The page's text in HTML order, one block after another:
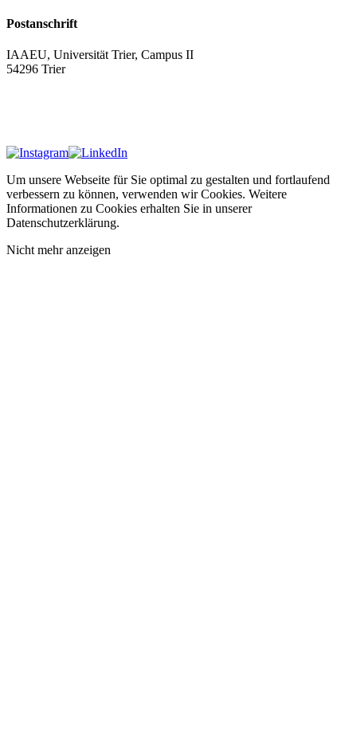
Postanschrift
IAAEU, Universität Trier, Campus II
54296 Trier
Um unsere Webseite für Sie optimal zu gestalten und fortlaufend
verbessern zu können, verwenden wir Cookies. Weitere
Informationen zu Cookies erhalten Sie in unserer
Datenschutzerklärung.
Nicht mehr anzeigen